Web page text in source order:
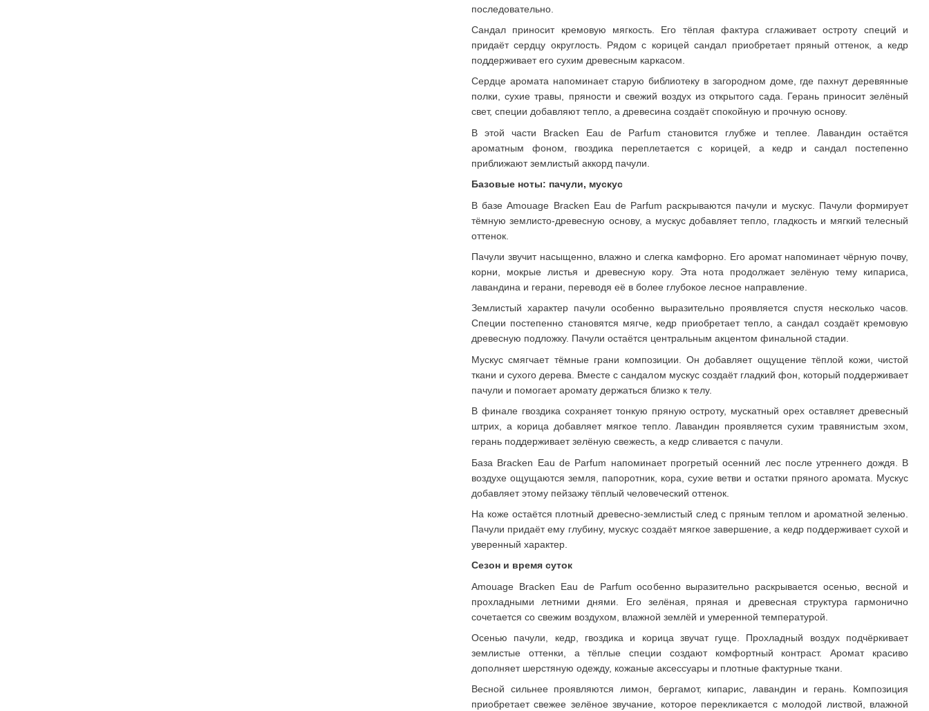
последовательно.
Сандал приносит кремовую мягкость. Его тёплая фактура сглаживает остроту специй и
придаёт сердцу округлость. Рядом с корицей сандал приобретает пряный оттенок, а кедр
поддерживает его сухим древесным каркасом.
Сердце аромата напоминает старую библиотеку в загородном доме, где пахнут деревянные
полки, сухие травы, пряности и свежий воздух из открытого сада. Герань приносит зелёный
свет, специи добавляют тепло, а древесина создаёт спокойную и прочную основу.
В этой части Bracken Eau de Parfum становится глубже и теплее. Лавандин остаётся
ароматным фоном, гвоздика переплетается с корицей, а кедр и сандал постепенно
приближают землистый аккорд пачули.
Базовые ноты: пачули, мускус
В базе Amouage Bracken Eau de Parfum раскрываются пачули и мускус. Пачули формирует
тёмную землисто-древесную основу, а мускус добавляет тепло, гладкость и мягкий телесный
оттенок.
Пачули звучит насыщенно, влажно и слегка камфорно. Его аромат напоминает чёрную почву,
корни, мокрые листья и древесную кору. Эта нота продолжает зелёную тему кипариса,
лавандина и герани, переводя её в более глубокое лесное направление.
Землистый характер пачули особенно выразительно проявляется спустя несколько часов.
Специи постепенно становятся мягче, кедр приобретает тепло, а сандал создаёт кремовую
древесную подложку. Пачули остаётся центральным акцентом финальной стадии.
Мускус смягчает тёмные грани композиции. Он добавляет ощущение тёплой кожи, чистой
ткани и сухого дерева. Вместе с сандалом мускус создаёт гладкий фон, который поддерживает
пачули и помогает аромату держаться близко к телу.
В финале гвоздика сохраняет тонкую пряную остроту, мускатный орех оставляет древесный
штрих, а корица добавляет мягкое тепло. Лавандин проявляется сухим травянистым эхом,
герань поддерживает зелёную свежесть, а кедр сливается с пачули.
База Bracken Eau de Parfum напоминает прогретый осенний лес после утреннего дождя. В
воздухе ощущаются земля, папоротник, кора, сухие ветви и остатки пряного аромата. Мускус
добавляет этому пейзажу тёплый человеческий оттенок.
На коже остаётся плотный древесно-землистый след с пряным теплом и ароматной зеленью.
Пачули придаёт ему глубину, мускус создаёт мягкое завершение, а кедр поддерживает сухой и
уверенный характер.
Сезон и время суток
Amouage Bracken Eau de Parfum особенно выразительно раскрывается осенью, весной и
прохладными летними днями. Его зелёная, пряная и древесная структура гармонично
сочетается со свежим воздухом, влажной землёй и умеренной температурой.
Осенью пачули, кедр, гвоздика и корица звучат гуще. Прохладный воздух подчёркивает
землистые оттенки, а тёплые специи создают комфортный контраст. Аромат красиво
дополняет шерстяную одежду, кожаные аксессуары и плотные фактурные ткани.
Весной сильнее проявляются лимон, бергамот, кипарис, лавандин и герань. Композиция
приобретает свежее зелёное звучание, которое перекликается с молодой листвой, влажной